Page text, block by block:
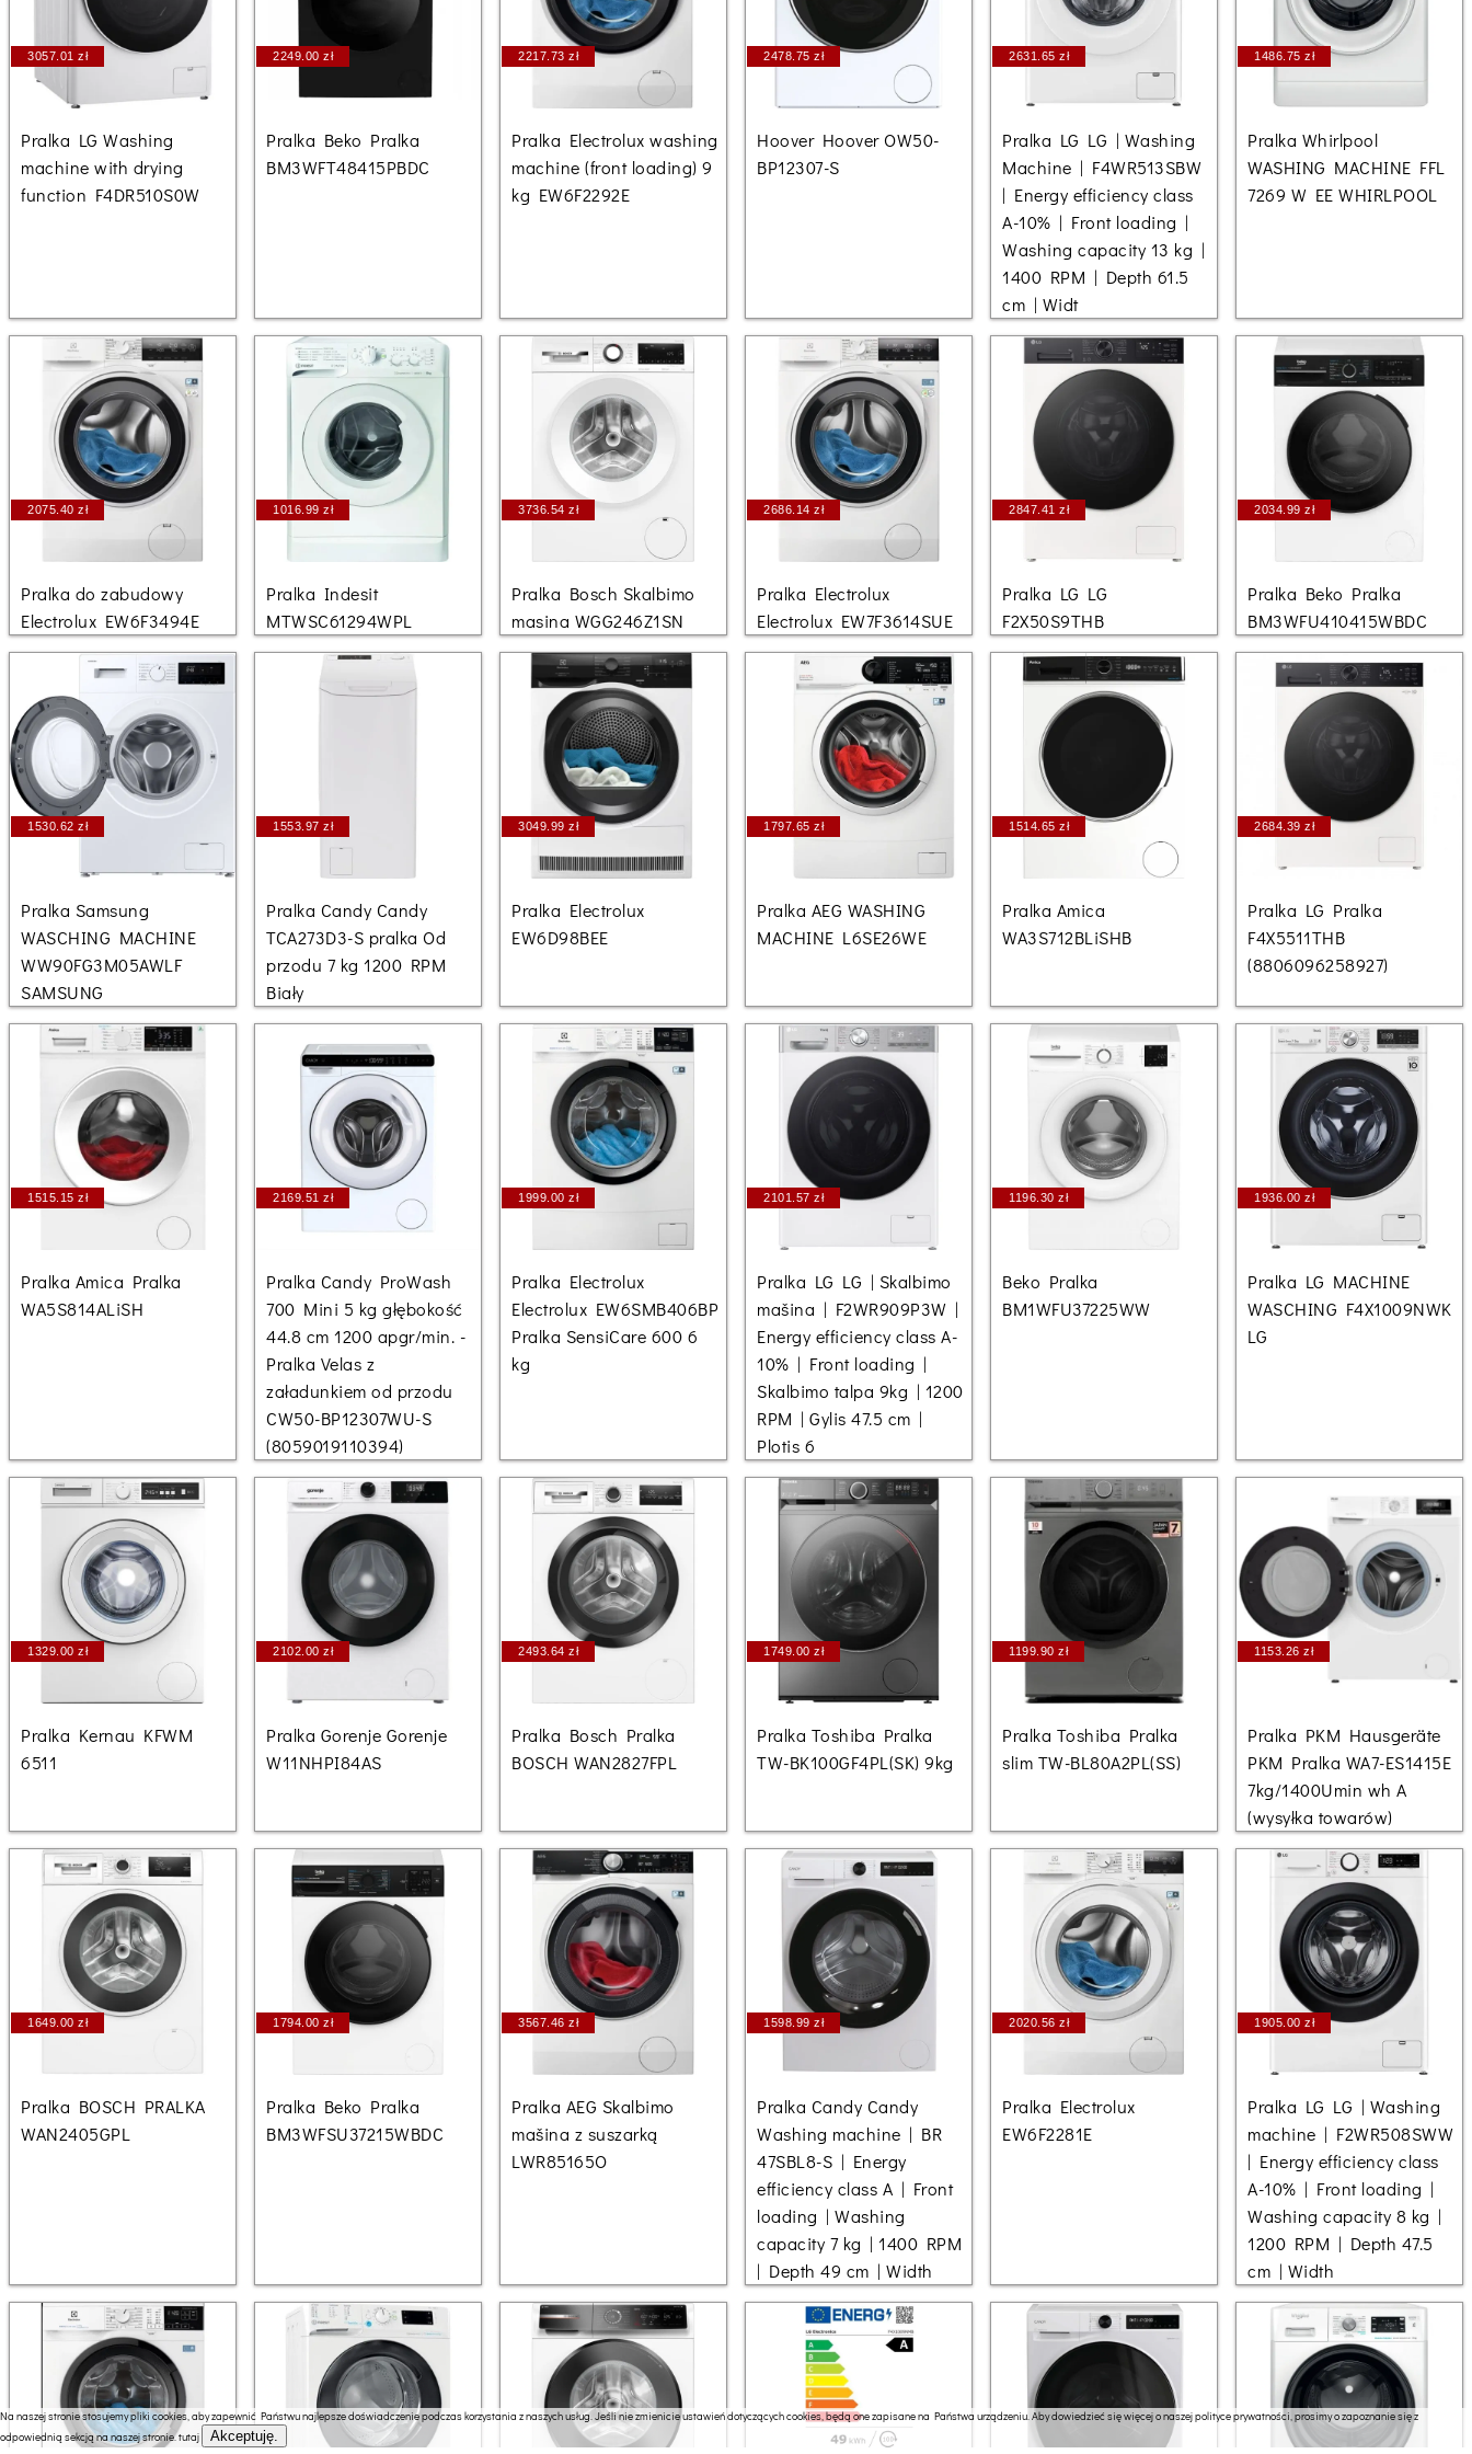
3057.01 zł
Pralka LG Washing
machine with drying
function F4DR510S0W
2249.00 zł
Pralka Beko Pralka
BM3WFT48415PBDC
2217.73 zł
Pralka Electrolux washing
machine (front loading) 9
kg EW6F2292E
2478.75 zł
Hoover Hoover OW50-
BP12307-S
2631.65 zł
Pralka LG LG | Washing
Machine | F4WR513SBW
| Energy efficiency class
A-10% | Front loading |
Washing capacity 13 kg |
1400 RPM | Depth 61.5
cm | Widt
1486.75 zł
Pralka Whirlpool
WASHING MACHINE FFL
7269 W EE WHIRLPOOL
2075.40 zł
Pralka do zabudowy
Electrolux EW6F3494E
1016.99 zł
Pralka Indesit
MTWSC61294WPL
3736.54 zł
Pralka Bosch Skalbimo
masina WGG246Z1SN
2686.14 zł
Pralka Electrolux
Electrolux EW7F3614SUE
2847.41 zł
Pralka LG LG
F2X50S9THB
2034.99 zł
Pralka Beko Pralka
BM3WFU410415WBDC
1530.62 zł
Pralka Samsung
WASCHING MACHINE
WW90FG3M05AWLF
SAMSUNG
1553.97 zł
Pralka Candy Candy
TCA273D3-S pralka Od
przodu 7 kg 1200 RPM
Biały
3049.99 zł
Pralka Electrolux
EW6D98BEE
1797.65 zł
Pralka AEG WASHING
MACHINE L6SE26WE
1514.65 zł
Pralka Amica
WA3S712BLiSHB
2684.39 zł
Pralka LG Pralka
F4X5511THB
(8806096258927)
1515.15 zł
Pralka Amica Pralka
WA5S814ALiSH
2169.51 zł
Pralka Candy ProWash
700 Mini 5 kg głębokość
44.8 cm 1200 apgr/min. -
Pralka Velas z
załadunkiem od przodu
CW50-BP12307WU-S
(8059019110394)
1999.00 zł
Pralka Electrolux
Electrolux EW6SMB406BP
Pralka SensiCare 600 6
kg
2101.57 zł
Pralka LG LG | Skalbimo
mašina | F2WR909P3W |
Energy efficiency class A-
10% | Front loading |
Skalbimo talpa 9kg | 1200
RPM | Gylis 47.5 cm |
Plotis 6
1196.30 zł
Beko Pralka
BM1WFU37225WW
1936.00 zł
Pralka LG MACHINE
WASCHING F4X1009NWK
LG
1329.00 zł
Pralka Kernau KFWM
6511
2102.00 zł
Pralka Gorenje Gorenje
W11NHPI84AS
2493.64 zł
Pralka Bosch Pralka
BOSCH WAN2827FPL
1749.00 zł
Pralka Toshiba Pralka
TW-BK100GF4PL(SK) 9kg
1199.90 zł
Pralka Toshiba Pralka
slim TW-BL80A2PL(SS)
1153.26 zł
Pralka PKM Hausgeräte
PKM Pralka WA7-ES1415E
7kg/1400Umin wh A
(wysyłka towarów)
1649.00 zł
Pralka BOSCH PRALKA
WAN2405GPL
1794.00 zł
Pralka Beko Pralka
BM3WFSU37215WBDC
3567.46 zł
Pralka AEG Skalbimo
mašina z suszarką
LWR85165O
1598.99 zł
Pralka Candy Candy
Washing machine | BR
47SBL8-S | Energy
efficiency class A | Front
loading | Washing
capacity 7 kg | 1400 RPM
| Depth 49 cm | Width
2020.56 zł
Pralka Electrolux
EW6F2281E
1905.00 zł
Pralka LG LG | Washing
machine | F2WR508SWW
| Energy efficiency class
A-10% | Front loading |
Washing capacity 8 kg |
1200 RPM | Depth 47.5
cm | Width
Na naszej stronie stosujemy pliki cookies, aby zapewnić Państwu najlepsze doświadczenie podczas korzystania z naszych usług. Jeśli nie zmienicie ustawień dotyczących cookies, będą one zapisane na Państwa urządzeniu. Aby dowiedzieć się więcej o naszej polityce prywatności, prosimy o zapoznanie się z
odpowiednią sekcją na naszej stronie.tutaj Akceptuję.